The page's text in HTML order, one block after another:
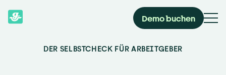
Demo buchen
DER SELBSTCHECK FÜR ARBEITGEBER